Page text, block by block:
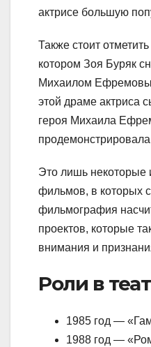
актрисе большую
Также стоит
котором Зоя Буряк
Михаилом
этой драме актриса
героя Михаила
продемонстрировала
Это лишь некоторые
фильмов, в которых
фильмография
проектов, которые
внимания и
Роли в
1985 год —
1988 год —